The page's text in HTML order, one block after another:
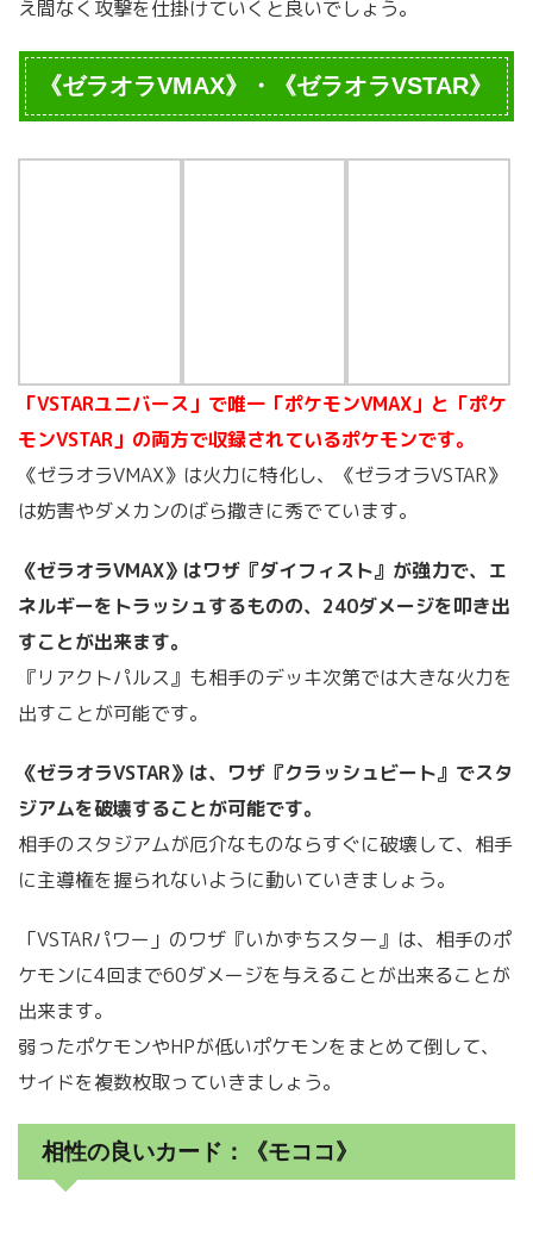
え間なく攻撃を仕掛けていくと良いでしょう。
《ゼラオラVMAX》・《ゼラオラVSTAR》
「VSTARユニバース」で唯一「ポケモンVMAX」と「ポケ
モンVSTAR」の両方で収録されているポケモンです。
《ゼラオラVMAX》は火力に特化し、《ゼラオラVSTAR》
は妨害やダメカンのばら撒きに秀でています。
《ゼラオラVMAX》はワザ『ダイフィスト』が強力で、エ
ネルギーをトラッシュするものの、240ダメージを叩き出
すことが出来ます。
『リアクトパルス』も相手のデッキ次第では大きな火力を
出すことが可能です。
《ゼラオラVSTAR》は、ワザ『クラッシュビート』でスタ
ジアムを破壊することが可能です。
相手のスタジアムが厄介なものならすぐに破壊して、相手
に主導権を握られないように動いていきましょう。
「VSTARパワー」のワザ『いかずちスター』は、相手のポ
ケモンに4回まで60ダメージを与えることが出来ることが
出来ます。
弱ったポケモンやHPが低いポケモンをまとめて倒して、
サイドを複数枚取っていきましょう。
相性の良いカード：《モココ》